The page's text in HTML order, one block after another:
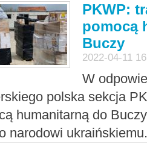
PKWP:
pomocą
Buczy
2022-04-11
W
polska sekcja
humanitarną do
narodowi